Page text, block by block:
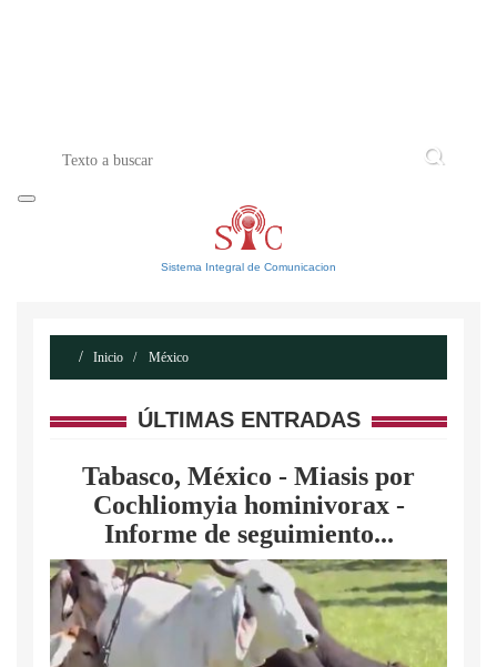
Sistema Integral de Comunicacion
Inicio México
ÚLTIMAS ENTRADAS
Tabasco, México - Miasis por
Cochliomyia hominivorax -
Informe de seguimiento...